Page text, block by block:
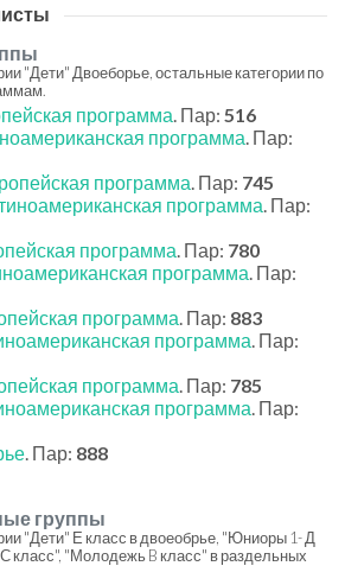
"Дети" Двоеборье, остальные категории по
программа. Пар: 516
программа. Пар:
программа. Пар: 745
программа. Пар:
программа. Пар: 780
программа. Пар:
программа. Пар: 883
программа. Пар:
программа. Пар: 785
программа. Пар:
. Пар: 888
группы
"Дети" Е класс в двоеобрье, "Юниоры 1- Д
класс", "Молодежь B класс" в раздельных